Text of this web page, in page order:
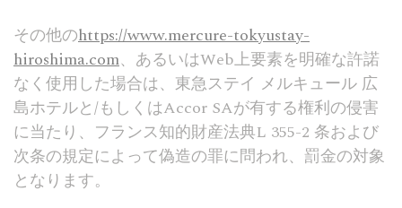
広告ユーザーデータ
広告に関連するユーザー データを Google に送信すること
に同意します。
パーソナライズされた広告
パーソナライズされた広告について第三者に同意する
その他のhttps://www.mercure-tokyustay-
hiroshima.com、あるいはWeb上要素を明確な許諾
なく使用した場合は、東急ステイ メルキュール 広
島ホテルと/もしくはAccor SAが有する権利の侵害
に当たり、フランス知的財産法典L 355-2 条および
次条の規定によって偽造の罪に問われ、罰金の対象
となります。